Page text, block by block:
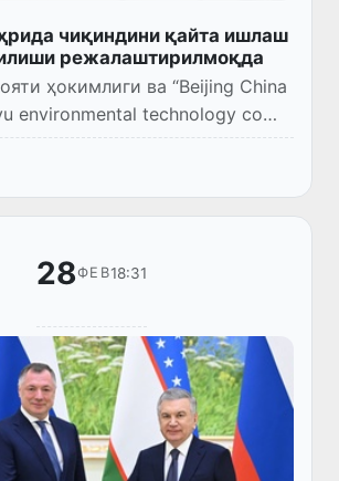
чиқиндини қайта ишлаш
режалаштирилмоқда
ҳокимлиги ва “Beijing China
environmental technology co
ўртасида ҳамкорлик
имзоланди.
28ФЕВ18:31